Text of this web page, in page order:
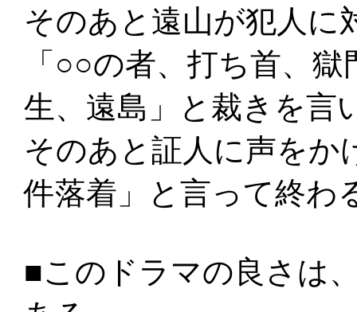
そのあと遠山が犯人に
「○○の者、打ち首、
生、遠島」と裁きを言
そのあと証人に声をか
件落着」と言って終わ
■このドラマの良さは